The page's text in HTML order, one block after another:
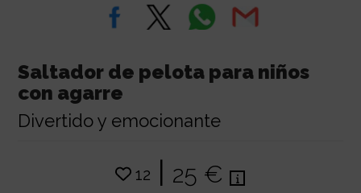
Saltador de pelota para niños
con agarre
Divertido y emocionante
12 | 25 €